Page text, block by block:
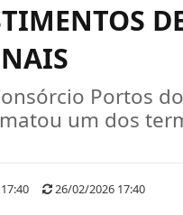
Portos
um dos
26/02/2026 17:40